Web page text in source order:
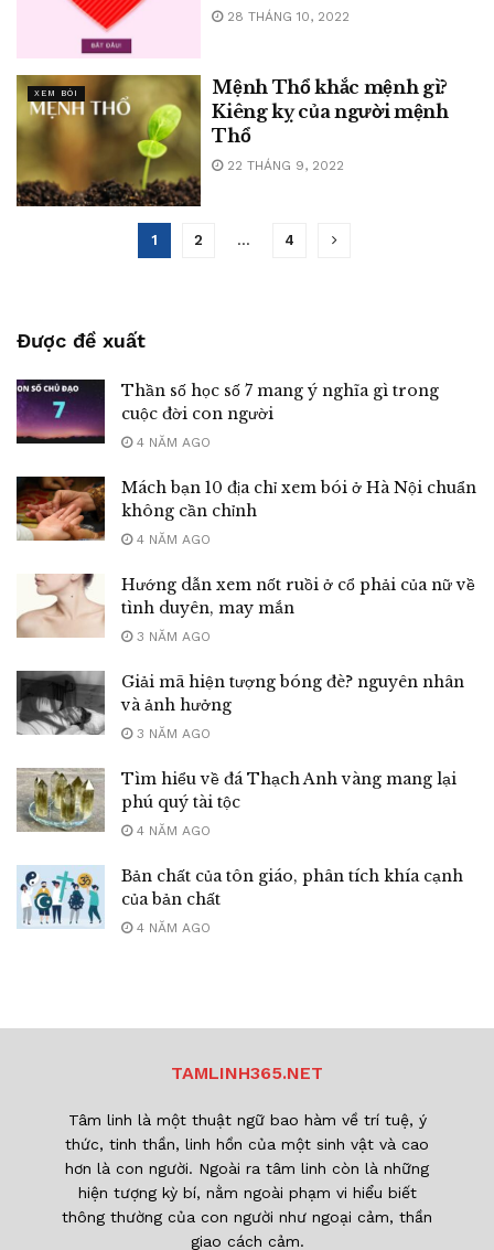
28 THÁNG 10, 2022
XEM BÓI
Mệnh Thổ khắc mệnh gì?
Kiêng kỵ của người mệnh
Thổ
22 THÁNG 9, 2022
1 2 … 4
Được đề xuất
Thần số học số 7 mang ý nghĩa gì trong
cuộc đời con người
4 NĂM AGO
Mách bạn 10 địa chỉ xem bói ở Hà Nội chuẩn
không cần chỉnh
4 NĂM AGO
Hướng dẫn xem nốt ruồi ở cổ phải của nữ về
tình duyên, may mắn
3 NĂM AGO
Giải mã hiện tượng bóng đè? nguyên nhân
và ảnh hưởng
3 NĂM AGO
Tìm hiểu về đá Thạch Anh vàng mang lại
phú quý tài tộc
4 NĂM AGO
Bản chất của tôn giáo, phân tích khía cạnh
của bản chất
4 NĂM AGO
TAMLINH365.NET
Tâm linh là một thuật ngữ bao hàm về trí tuệ, ý
thức, tinh thần, linh hồn của một sinh vật và cao
hơn là con người. Ngoài ra tâm linh còn là những
hiện tượng kỳ bí, nằm ngoài phạm vi hiểu biết
thông thường của con người như ngoại cảm, thần
giao cách cảm.